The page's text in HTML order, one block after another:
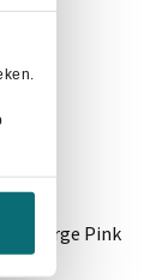
Large Pink
Huidige